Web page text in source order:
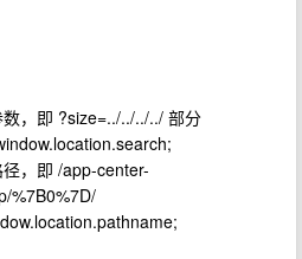
，即 ?size=../../../../ 部分
，即 /app-center-
%7B0%7D/